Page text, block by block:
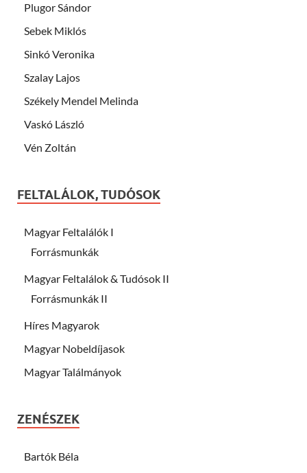
Plugor Sándor
Sebek Miklós
Sinkó Veronika
Szalay Lajos
Székely Mendel Melinda
Vaskó László
Vén Zoltán
FELTALÁLOK, TUDÓSOK
Magyar Feltalálók I
Forrásmunkák
Magyar Feltalálok & Tudósok II
Forrásmunkák II
Híres Magyarok
Magyar Nobeldíjasok
Magyar Találmányok
ZENÉSZEK
Bartók Béla